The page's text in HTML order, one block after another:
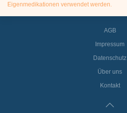
Eigenmedikationen verwendet werden.
AGB
Impressum
Datenschutz
Über uns
Kontakt